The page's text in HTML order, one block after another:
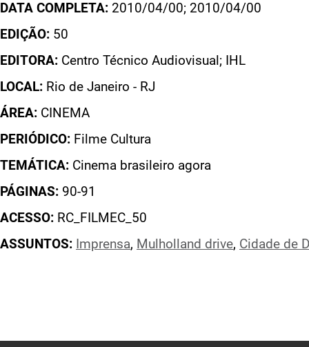
DATA COMPLETA: 2010/04/00; 2010/04/00
EDIÇÃO: 50
EDITORA: Centro Técnico Audiovisual; IHL
LOCAL: Rio de Janeiro - RJ
ÁREA: CINEMA
PERIÓDICO: Filme Cultura
TEMÁTICA: Cinema brasileiro agora
PÁGINAS: 90-91
ACESSO: RC_FILMEC_50
ASSUNTOS: Imprensa, Mulholland drive, Cidade de